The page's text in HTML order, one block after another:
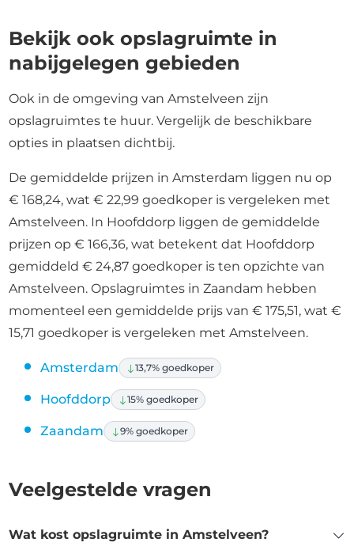
Bekijk ook opslagruimte in
nabijgelegen gebieden
Ook in de omgeving van Amstelveen zijn
opslagruimtes te huur. Vergelijk de beschikbare
opties in plaatsen dichtbij.
De gemiddelde prijzen in Amsterdam liggen nu op
€ 168,24, wat € 22,99 goedkoper is vergeleken met
Amstelveen. In Hoofddorp liggen de gemiddelde
prijzen op € 166,36, wat betekent dat Hoofddorp
gemiddeld € 24,87 goedkoper is ten opzichte van
Amstelveen. Opslagruimtes in Zaandam hebben
momenteel een gemiddelde prijs van € 175,51, wat €
15,71 goedkoper is vergeleken met Amstelveen.
Amsterdam 13,7% goedkoper
Hoofddorp 15% goedkoper
Zaandam 9% goedkoper
Veelgestelde vragen
Wat kost opslagruimte in Amstelveen?